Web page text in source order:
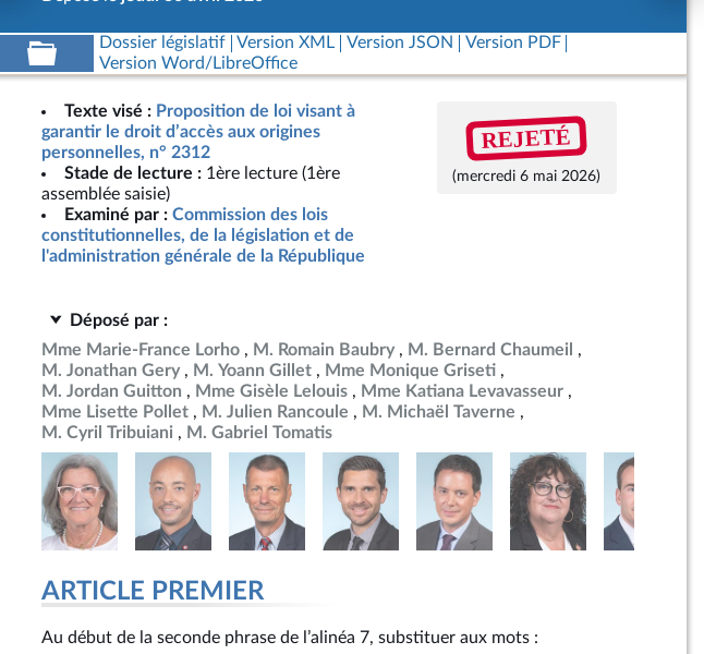
Date de dépôt
29 avril 2026
30 avril 2026
30 avril 2026
5 mai 2026
30 avril 2026
1 mai 2026
Dossier législatif Version XML Version JSON
Version PDF
Version Word/LibreOffice
Texte visé : Proposition de loi visant à
garantir le droit d’accès aux origines
personnelles, n° 2312
Stade de lecture : 1ère lecture (1ère
assemblée saisie)
Examiné par : Commission des lois
constitutionnelles, de la législation et de
l'administration générale de la République
REJETÉ
(mercredi 6 mai 2026)
Déposé par :
Mme Marie-France Lorho
M. Romain Baubry
M. Bernard Chaumeil
M. Jonathan Gery
M. Yoann Gillet
Mme Monique Griseti
M. Jordan Guitton
Mme Gisèle Lelouis
Mme Katiana Levavasseur
Mme Lisette Pollet
M. Julien Rancoule
M. Michaël Taverne
M. Cyril Tribuiani
M. Gabriel Tomatis
ARTICLE PREMIER
Au début de la seconde phrase de l’alinéa 7, substituer aux mots :